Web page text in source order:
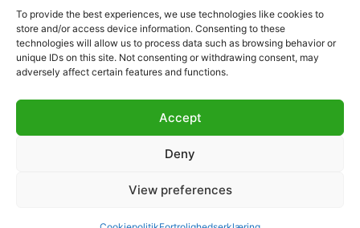
To provide the best experiences, we use technologies like cookies to
store and/or access device information. Consenting to these
technologies will allow us to process data such as browsing behavior or
unique IDs on this site. Not consenting or withdrawing consent, may
adversely affect certain features and functions.
Accept
Deny
View preferences
Brug af denne hjemmeside indebærer fuld accept af
denne juridiske meddelelse. Hverken GoFinance365
eller dets forfattere eller samarbejdspartnere påtager
sig noget ansvar for direkte, indirekte eller
de leverede oplysninger.
eller ulovlige i visse jurisdiktioner. Det er den enkelte
og anvendelsen af indholdet i henhold til lokal
lovgivning.